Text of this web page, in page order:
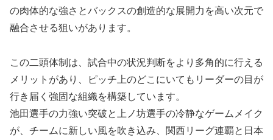
の肉体的な強さとバックスの創造的な展開力を高い次元で
融合させる狙いがあります。
この二頭体制は、試合中の状況判断をより多角的に行える
メリットがあり、ピッチ上のどこにいてもリーダーの目が
行き届く強固な組織を構築しています。
池田選手の力強い突破と上ノ坊選手の冷静なゲームメイク
が、チームに新しい風を吹き込み、関西リーグ連覇と日本